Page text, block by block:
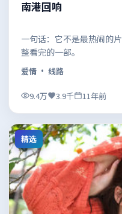
南港回响
一句话：它不是最热闹的
整看完的一部。
爱情 · 线路
9.4万 3.9千 11年前
精选